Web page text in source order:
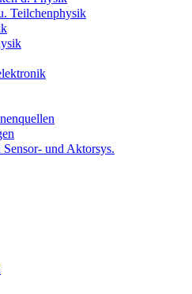
Teilchenphysik
und Aktorsys.